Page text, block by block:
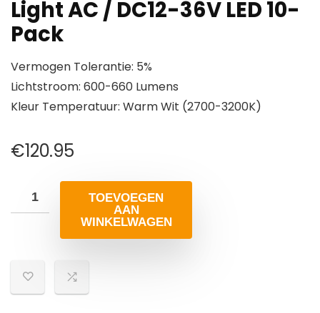
Light AC / DC12-36V LED 10-
Pack
Vermogen Tolerantie: 5%
Lichtstroom: 600-660 Lumens
Kleur Temperatuur: Warm Wit (2700-3200K)
€120.95
TOEVOEGEN
AAN
WINKELWAGEN